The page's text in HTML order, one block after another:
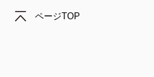
ページTOP